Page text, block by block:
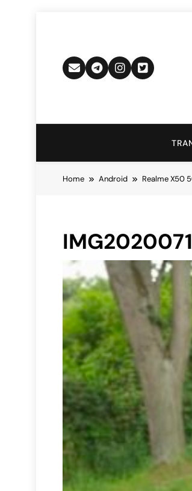
Home Android Realme X50